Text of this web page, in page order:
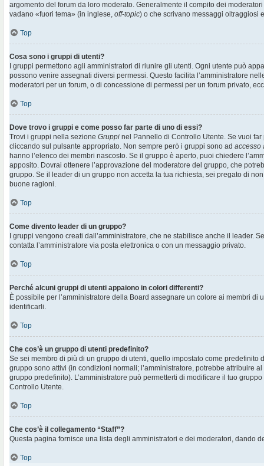
argomento del forum da loro moderato. Generalmente il compito dei
vadano «fuori tema» (in inglese, off-topic) o che scrivano messaggi oltraggiosi
Top
Cosa sono i gruppi di utenti?
I gruppi permettono agli amministratori di riunire gli utenti. Ogni utente può
possono venire assegnati diversi permessi. Questo facilita l’amministratore
moderatori per un forum, o di concessione di permessi per un forum privato,
Top
Dove trovo i gruppi e come posso far parte di uno di essi?
Trovi i gruppi nella sezione Gruppi nel Pannello di Controllo Utente. Se vuoi
cliccando sul pulsante appropriato. Non sempre però i gruppi sono ad accesso
hanno l’elenco dei membri nascosto. Se il gruppo è aperto, puoi chiedere
apposito. Dovrai ottenere l’approvazione del moderatore del gruppo, che
gruppo. Se il leader di un gruppo non accetta la tua richiesta, sei pregato di
buone ragioni.
Top
Come divento leader di un gruppo?
I gruppi vengono creati dall’amministratore, che ne stabilisce anche il leader.
contatta l’amministratore via posta elettronica o con un messaggio privato.
Top
Perché alcuni gruppi di utenti appaiono in colori differenti?
È possibile per l’amministratore della Board assegnare un colore ai membri di
identificarli.
Top
Che cos’è un gruppo di utenti predefinito?
Se sei membro di più di un gruppo di utenti, quello impostato come predefinito
gruppo sono attivi (in condizioni normali; l’amministratore, potrebbe attribuire
gruppo predefinito). L’amministratore può permetterti di modificare il tuo
Controllo Utente.
Top
Che cos’è il collegamento “Staff”?
Questa pagina fornisce una lista degli amministratori e dei moderatori, dando
Top